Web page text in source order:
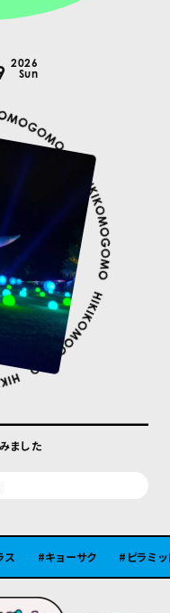
2026
Sun
ました
ョーサク ピラミッド